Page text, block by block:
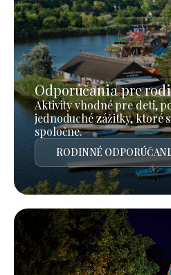
Odporúčania pre
Aktivity vhodné pre deti,
jednoduché zážitky, ktoré
spoločne.
RODINNÉ